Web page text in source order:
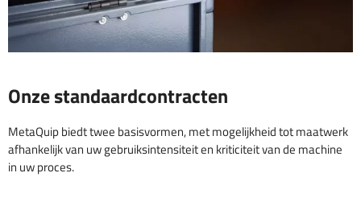
Onze standaardcontracten
MetaQuip biedt twee basisvormen, met mogelijkheid tot maatwerk
afhankelijk van uw gebruiksintensiteit en kriticiteit van de machine
in uw proces.